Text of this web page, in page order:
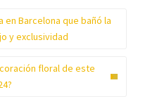
en Barcelona que bañó la
y exclusividad
floral de este